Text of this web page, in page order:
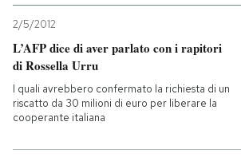
I MIEI PREFERITI
SHOP
CALENDARIO
2/5/2012
L’AFP dice di aver parlato con i rapitori
di Rossella Urru
I quali avrebbero confermato la richiesta di un
riscatto da 30 milioni di euro per liberare la
cooperante italiana